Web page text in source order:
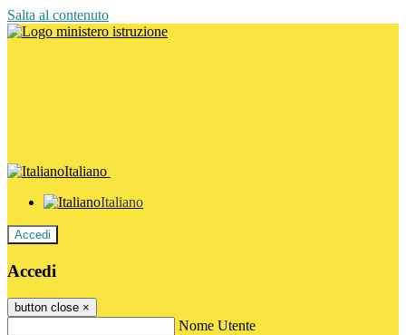
Salta al contenuto
Italiano
Italiano
Accedi
Accedi
button close ×
Nome Utente